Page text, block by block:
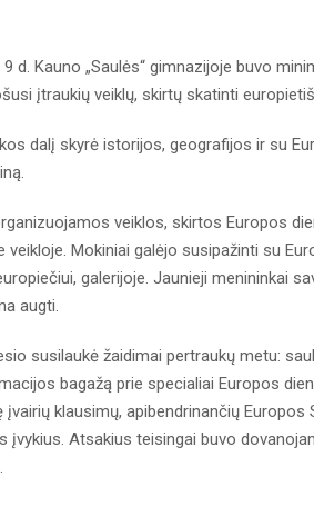
9 d. Kauno „Saulės“ gimnazijoje buvo
įtraukių veiklų, skirtų skatinti
dalį skyrė istorijos, geografijos ir su
veiklos, skirtos Europos
veikloje. Mokiniai galėjo susipažinti su
galerijoje. Jaunieji menininkai
augti.
susilaukė žaidimai pertraukų metu:
bagažą prie specialiai Europos
klausimų, apibendrinančių Europos
įvykius. Atsakius teisingai buvo